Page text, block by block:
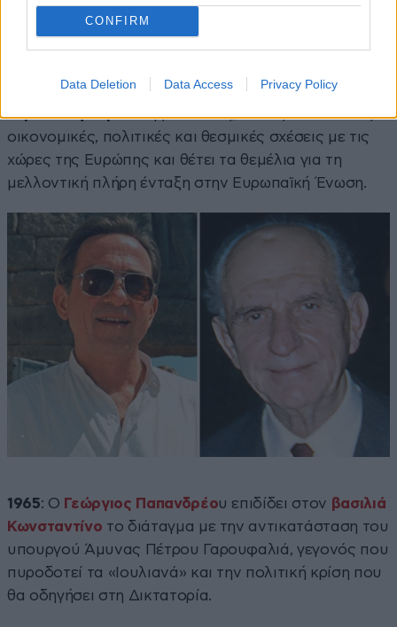
CONFIRM
Data Deletion Data Access Privacy Policy
Υπογράφεται η συμφωνία σύνδεσης της
συμφωνία αυτή αποτελείκαθοριστικό βήμα για την
ευρωπαϊκή πορείατης Ελλάδας, καθώς ενισχύει τις
οικονομικές, πολιτικές και θεσμικές σχέσεις με τις
χώρες της Ευρώπης και θέτει τα θεμέλια για τη
μελλοντική πλήρη ένταξη στην Ευρωπαϊκή Ένωση.
1965: Ο Γεώργιος Παπανδρέου επιδίδει στον βασιλιά
Κωνσταντίνο το διάταγμα με την αντικατάσταση του
υπουργού Άμυνας Πέτρου Γαρουφαλιά, γεγονός που
πυροδοτεί τα «Ιουλιανά» και την πολιτική κρίση που
θα οδηγήσει στη Δικτατορία.